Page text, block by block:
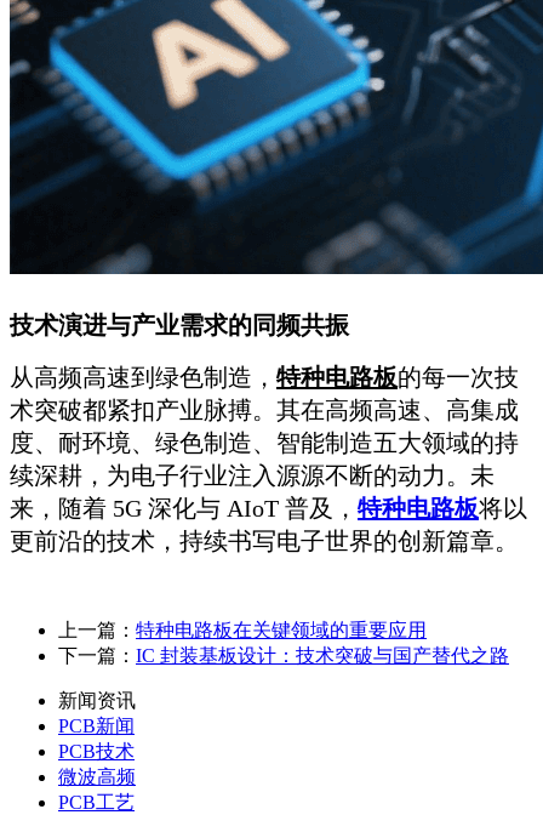
技术演进与产业需求的同频共振
从高频高速到绿色制造， 特种电路板的每一次技
术突破都紧扣产业脉搏。其在高频高速、高集成
度、耐环境、绿色制造、智能制造五大领域的持
续深耕，为电子行业注入源源不断的动力。未
来，随着 5G 深化与 AIoT 普及， 特种电路板将以
更前沿的技术，持续书写电子世界的创新篇章。
上一篇： 特种电路板在关键领域的重要应用
下一篇： IC 封装基板设计：技术突破与国产替代之路
新闻资讯
PCB新闻
PCB技术
微波高频
PCB工艺